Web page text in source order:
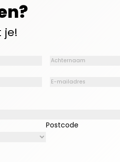
je!
Achternaam
E-
Postcode